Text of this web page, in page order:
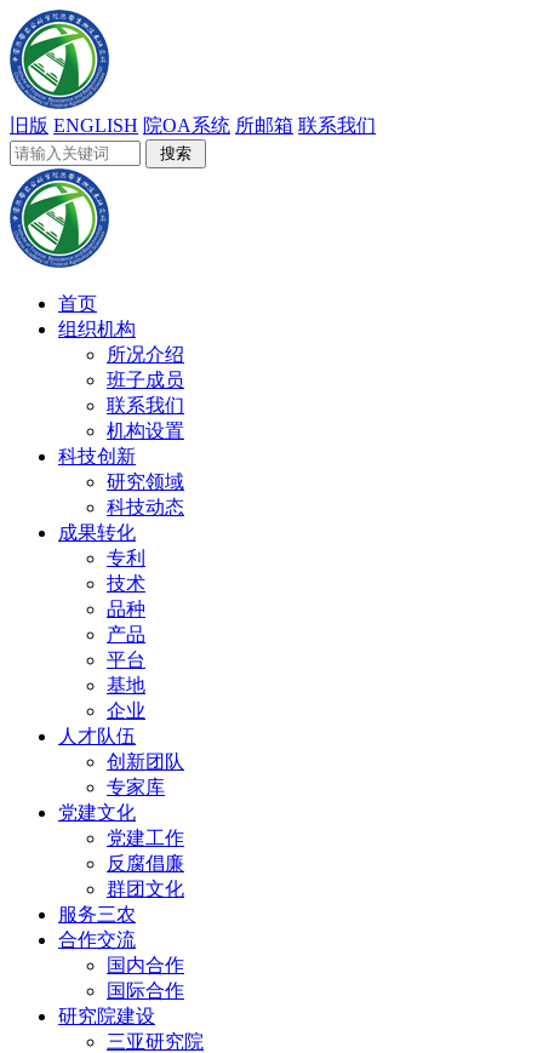
旧版 ENGLISH 院OA系统 所邮箱 联系我们
首页
组织机构
所况介绍
班子成员
联系我们
机构设置
科技创新
研究领域
科技动态
成果转化
专利
技术
品种
产品
平台
基地
企业
人才队伍
创新团队
专家库
党建文化
党建工作
反腐倡廉
群团文化
服务三农
合作交流
国内合作
国际合作
研究院建设
三亚研究院